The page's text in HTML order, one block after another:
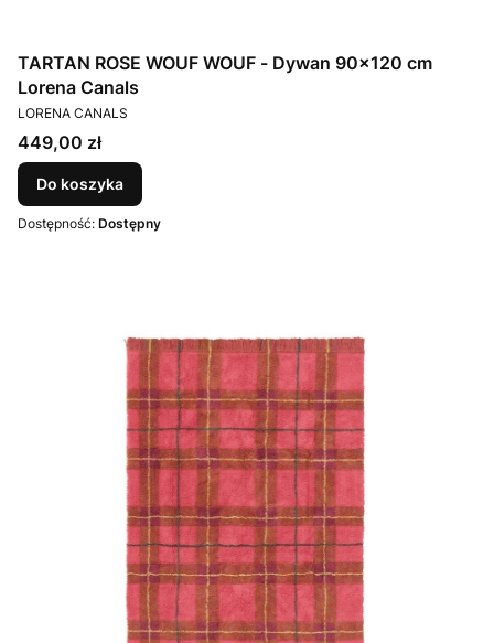
TARTAN ROSE WOUF WOUF - Dywan 90×120 cm
Lorena Canals
PRODUCENT
LORENA CANALS
Cena
449,00 zł
Do koszyka
Dostępność: Dostępny